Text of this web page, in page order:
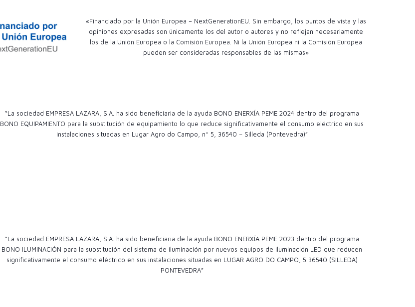
«Financiado por la Unión Europea – NextGenerationEU. Sin embargo, los puntos de vista y las
opiniones expresadas son únicamente los del autor o autores y no reflejan necesariamente
los de la Unión Europea o la Comisión Europea. Ni la Unión Europea ni la Comisión Europea
pueden ser consideradas responsables de las mismas»
“La sociedad EMPRESA LAZARA, S.A. ha sido beneficiaria de la ayuda BONO ENERXÍA PEME 2024 dentro del programa
BONO EQUIPAMIENTO para la substitución de equipamiento lo que reduce significativamente el consumo eléctrico en sus
instalaciones situadas en Lugar Agro do Campo, nº 5, 36540 – Silleda (Pontevedra)”
“La sociedad EMPRESA LAZARA, S.A. ha sido beneficiaria de la ayuda BONO ENERXÍA PEME 2023 dentro del programa
BONO ILUMINACIÓN para la substitución del sistema de iluminación por nuevos equipos de iluminación LED que reducen
significativamente el consumo eléctrico en sus instalaciones situadas en LUGAR AGRO DO CAMPO, 5 36540 (SILLEDA)
PONTEVEDRA”